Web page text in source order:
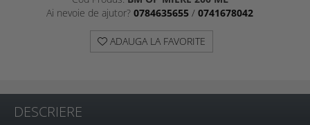
Ai nevoie de ajutor? 0784635655 / 0741678042
ADAUGA LA FAVORITE
DESCRIERE